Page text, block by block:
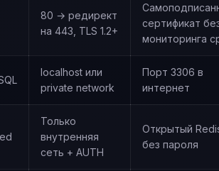
80 → редирект
на 443, TLS 1.2+
сертификат
мониторинга
localhost или
private network
Порт 3306 в
интернет
Только
внутренняя
сеть + AUTH
Открытый
без пароля